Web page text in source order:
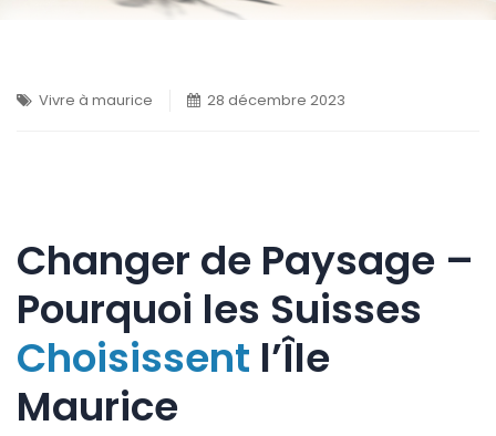
Vivre à maurice 28 décembre 2023
Changer de Paysage –
Pourquoi les Suisses
Choisissent l’Île
Maurice